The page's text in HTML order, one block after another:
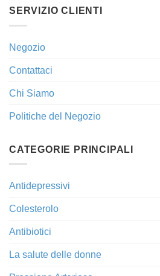
SERVIZIO CLIENTI
Negozio
Contattaci
Chi Siamo
Politiche del Negozio
CATEGORIE PRINCIPALI
Antidepressivi
Colesterolo
Antibiotici
La salute delle donne